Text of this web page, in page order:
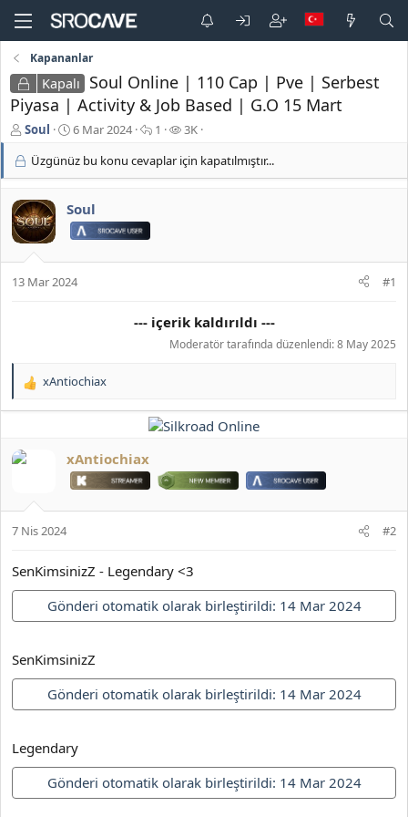
Kapananlar
Kapalı
Soul Online | 110 Cap | Pve | Serbest
Piyasa | Activity & Job Based | G.O 15 Mart
K
n
b
y
u
b
ş
Soul
B
ş
l
n
g
ı
ç
t
6 Mar 2024
C
v
a
1
G
r
ü
e
3K
Üzgünüz bu konu cevaplar için kapatılmıştır...
Soul
13 Mar 2024 #1
--- içerik kaldırıldı ---
Moderatör tarafında düzenlendi:8 May 2025
T
i
l
xAntiochiax
xAntiochiax
7 Nis 2024 #2
SenKimsinizZ - Legendary <3
Gönderi otomatik olarak birleştirildi: 14 Mar 2024
SenKimsinizZ
Gönderi otomatik olarak birleştirildi: 14 Mar 2024
Legendary
Gönderi otomatik olarak birleştirildi: 14 Mar 2024